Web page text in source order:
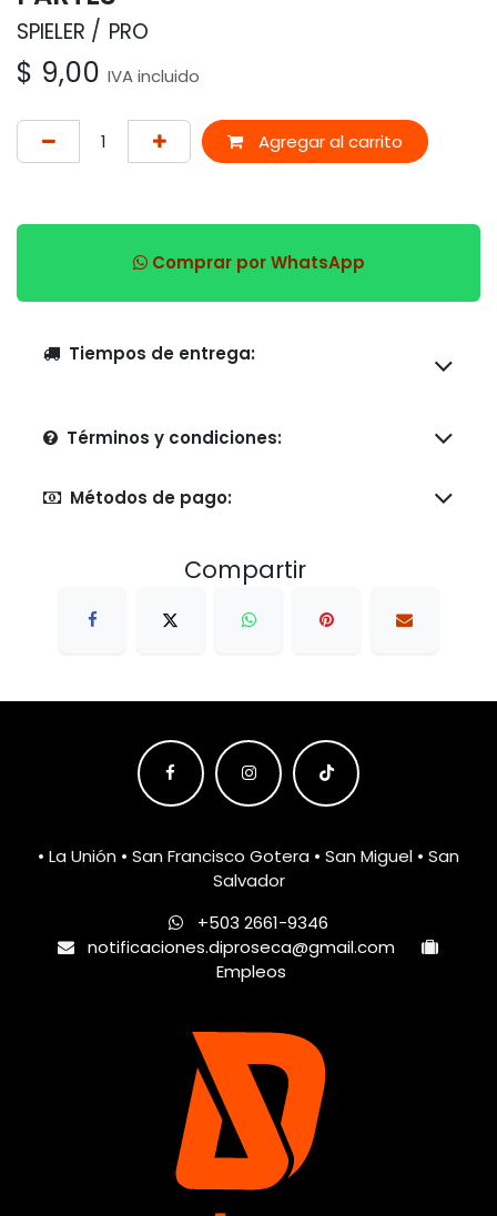
SPIELER PRO
$ 9,00 IVA incluido
Agregar al carrito
Comprar por WhatsApp
Tiempos de entrega:
Términos y condiciones:
Métodos de pago:
Compartir
• La Unión • San Francisco Gotera • San Miguel • San
Salvador
+503 2661-9346
notificaciones.diproseca@gmail.com
Empleos